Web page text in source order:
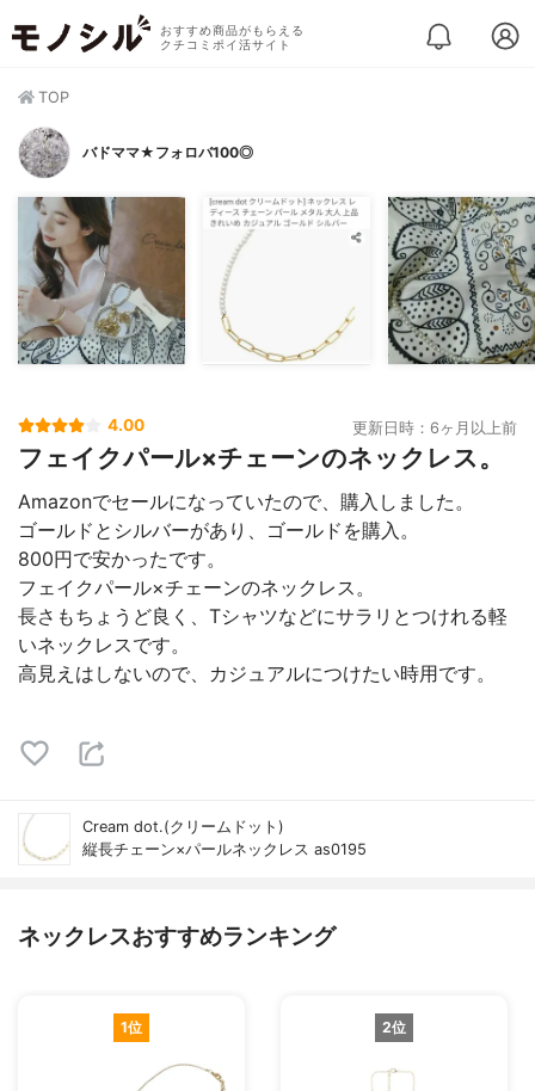
おすすめ商品がもらえる
クチコミポイ活サイト
TOP
バドママ★フォロバ100◎
4.00 更新日時：6ヶ月以上前
フェイクパール×チェーンのネックレス。
Amazonでセールになっていたので、購入しました。
ゴールドとシルバーがあり、ゴールドを購入。
800円で安かったです。
フェイクパール×チェーンのネックレス。
長さもちょうど良く、Tシャツなどにサラリとつけれる軽
いネックレスです。
高見えはしないので、カジュアルにつけたい時用です。
Cream dot.(クリームドット)
縦長チェーン×パールネックレス as0195
ネックレスおすすめランキング
1位 2位